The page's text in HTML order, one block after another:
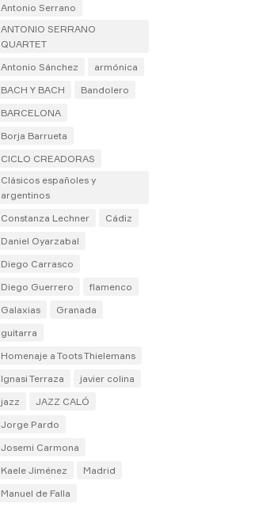
Antonio Serrano
ANTONIO SERRANO
QUARTET
Antonio Sánchez
armónica
BACH Y BACH
Bandolero
BARCELONA
Borja Barrueta
CICLO CREADORAS
Clásicos españoles y
argentinos
Constanza Lechner
Cádiz
Daniel Oyarzabal
Diego Carrasco
Diego Guerrero
flamenco
Galaxias
Granada
guitarra
Homenaje a Toots Thielemans
Ignasi Terraza
javier colina
jazz
JAZZ CALÓ
Jorge Pardo
Josemi Carmona
Kaele Jiménez
Madrid
Manuel de Falla